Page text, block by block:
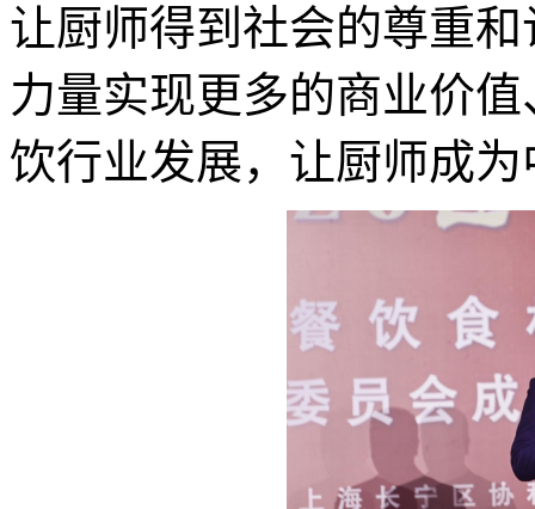
让厨师得到社会的尊重
力量实现更多的商业价
饮行业发展，让厨师成